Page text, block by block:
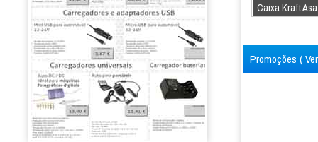
Caixa Kraft
Promoções (